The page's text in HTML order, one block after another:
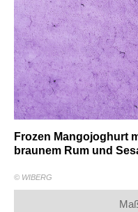
Frozen Mangojoghurt
braunem Rum und
© WIBERG